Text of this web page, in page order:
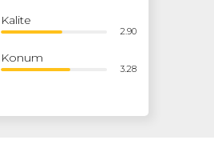
Kalite
2.90
Konum
3.28